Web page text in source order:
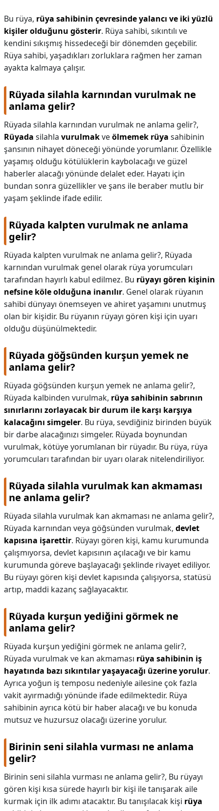
Bu rüya, rüya sahibinin çevresinde yalancı ve iki yüzlü
kişiler olduğunu gösterir. Rüya sahibi, sıkıntılı ve
kendini sıkışmış hissedeceği bir dönemden geçebilir.
Rüya sahibi, yaşadıkları zorluklara rağmen her zaman
ayakta kalmaya çalışır.
Rüyada silahla karnından vurulmak ne
anlama gelir?
Rüyada silahla karnından vurulmak ne anlama gelir?,
Rüyada silahla vurulmakveölmemek rüya sahibinin
şansının nihayet döneceği yönünde yorumlanır. Özellikle
yaşamış olduğu kötülüklerin kaybolacağı ve güzel
haberler alacağı yönünde delalet eder. Hayatı için
bundan sonra güzellikler ve şans ile beraber mutlu bir
yaşam şeklinde ifade edilir.
Rüyada kalpten vurulmak ne anlama
gelir?
Rüyada kalpten vurulmak ne anlama gelir?, Rüyada
karnından vurulmak genel olarak rüya yorumcuları
tarafından hayırlı kabul edilmez. Bu rüyayı gören kişinin
nefsine köle olduğuna inanılır. Genel olarak rüyanın
sahibi dünyayı önemseyen ve ahiret yaşamını unutmuş
olan bir kişidir. Bu rüyanın rüyayı gören kişi için uyarı
olduğu düşünülmektedir.
Rüyada göğsünden kurşun yemek ne
anlama gelir?
Rüyada göğsünden kurşun yemek ne anlama gelir?,
Rüyada kalbinden vurulmak, rüya sahibinin sabrının
sınırlarını zorlayacak bir durum ile karşı karşıya
kalacağını simgeler. Bu rüya, sevdiğiniz birinden büyük
bir darbe alacağınızı simgeler. Rüyada boynundan
vurulmak, kötüye yorumlanan bir rüyadır. Bu rüya, rüya
yorumcuları tarafından bir uyarı olarak nitelendiriliyor.
Rüyada silahla vurulmak kan akmaması
ne anlama gelir?
Rüyada silahla vurulmak kan akmaması ne anlama gelir?,
Rüyada karnından veya göğsünden vurulmak, devlet
kapısına işarettir. Rüyayı gören kişi, kamu kurumunda
çalışmıyorsa, devlet kapısının açılacağı ve bir kamu
kurumunda göreve başlayacağı şeklinde rivayet ediliyor.
Bu rüyayı gören kişi devlet kapısında çalışıyorsa, statüsü
artıp, maddi kazanç sağlayacaktır.
Rüyada kurşun yediğini görmek ne
anlama gelir?
Rüyada kurşun yediğini görmek ne anlama gelir?,
Rüyada vurulmak ve kan akmaması rüya sahibinin iş
hayatında bazı sıkıntılar yaşayacağı üzerine yorulur.
Ayrıca yoğun iş temposu nedeniyle ailesine çok fazla
vakit ayırmadığı yönünde ifade edilmektedir. Rüya
sahibinin ayrıca kötü bir haber alacağı ve bu konuda
mutsuz ve huzursuz olacağı üzerine yorulur.
Birinin seni silahla vurması ne anlama
gelir?
Birinin seni silahla vurması ne anlama gelir?, Bu rüyayı
gören kişi kısa sürede hayırlı bir kişi ile tanışarak aile
kurmak için ilk adımı atacaktır. Bu tanışılacak kişi rüya